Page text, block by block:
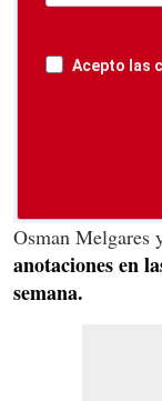
Acepto las
Osman Melgares
anotaciones en
semana.